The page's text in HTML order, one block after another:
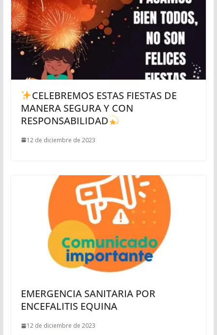
CELEBREMOS ESTAS FIESTAS DE
MANERA SEGURA Y CON
RESPONSABILIDAD
12 de diciembre de 2023
EMERGENCIA SANITARIA POR
ENCEFALITIS EQUINA
12 de diciembre de 2023